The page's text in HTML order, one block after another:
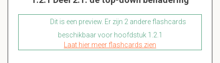
Dit is een preview. Er zijn 2 andere flashcards
beschikbaar voor hoofdstuk 1.2.1
Laat hier meer flashcards zien